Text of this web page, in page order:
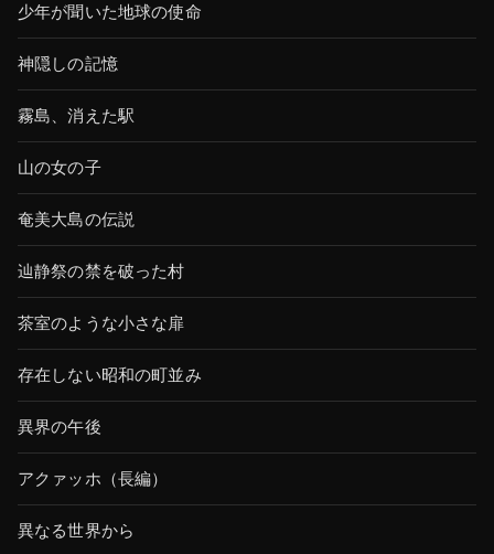
少年が聞いた地球の使命
神隠しの記憶
霧島、消えた駅
山の女の子
奄美大島の伝説
辿静祭の禁を破った村
茶室のような小さな扉
存在しない昭和の町並み
異界の午後
アクァッホ（長編）
異なる世界から